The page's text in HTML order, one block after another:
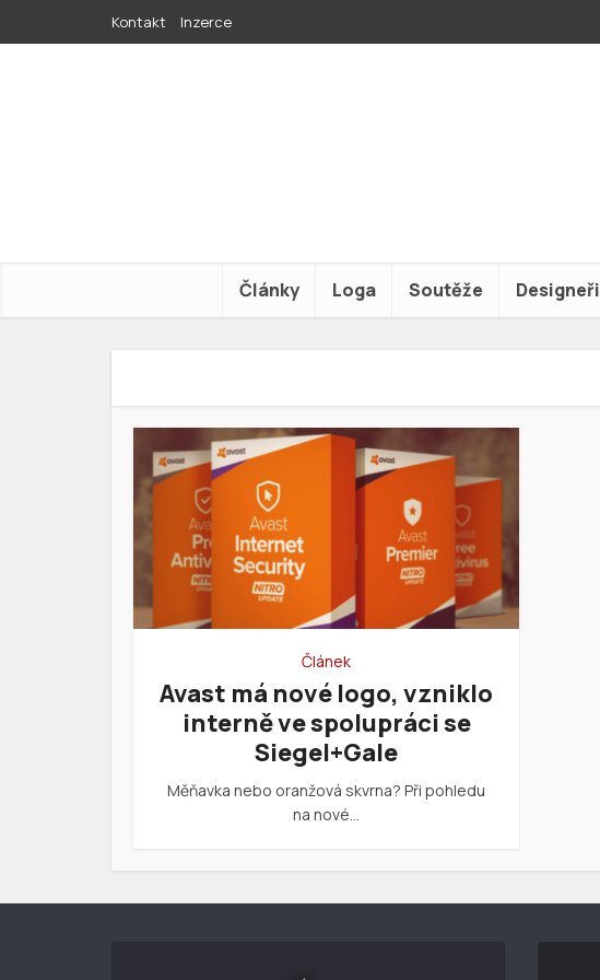
Kontakt Inzerce
Články Loga Soutěže Designeři
Článek
Avast má nové logo, vzniklo
interně ve spolupráci se
Siegel+Gale
Měňavka nebo oranžová skvrna? Při pohledu
na nové…